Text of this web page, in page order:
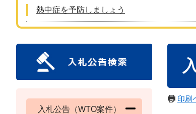
熱中症を予防しましょう
印刷
入札公告（WTO案件）